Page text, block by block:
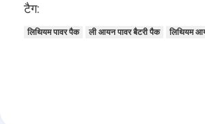
टैग:
लिथियम पावर पैक ली आयन पावर बैटरी पैक लिथियम